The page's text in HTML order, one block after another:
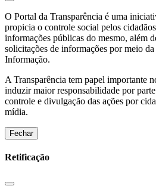
O Portal da Transparência é uma
propicia o controle social pelos
informações públicas do mesmo, além
solicitações de informações por meio
Informação.
A Transparência tem papel importante
induzir maior responsabilidade por
controle e divulgação das ações por
mídia.
Fechar
Retificação